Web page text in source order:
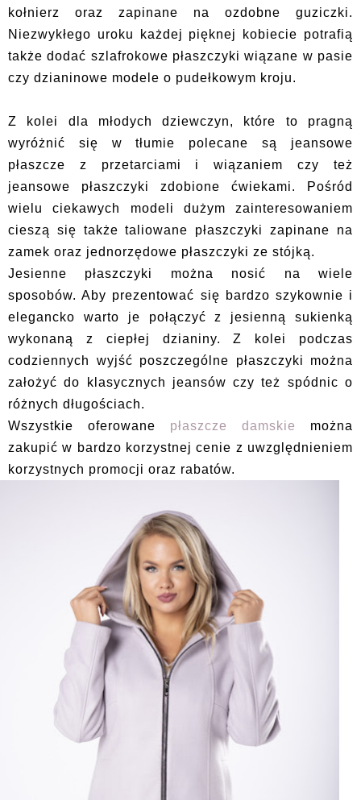
kołnierz oraz zapinane na ozdobne guziczki.
Niezwykłego uroku każdej pięknej kobiecie potrafią
także dodać szlafrokowe płaszczyki wiązane w pasie
czy dzianinowe modele o pudełkowym kroju.
Z kolei dla młodych dziewczyn, które to pragną
wyróżnić się w tłumie polecane są jeansowe
płaszcze z przetarciami i wiązaniem czy też
jeansowe płaszczyki zdobione ćwiekami. Pośród
wielu ciekawych modeli dużym zainteresowaniem
cieszą się także taliowane płaszczyki zapinane na
zamek oraz jednorzędowe płaszczyki ze stójką.
Jesienne płaszczyki można nosić na wiele
sposobów. Aby prezentować się bardzo szykownie i
elegancko warto je połączyć z jesienną sukienką
wykonaną z ciepłej dzianiny. Z kolei podczas
codziennych wyjść poszczególne płaszczyki można
założyć do klasycznych jeansów czy też spódnic o
różnych długościach.
Wszystkie oferowane płaszcze damskie
można
zakupić w bardzo korzystnej cenie z uwzględnieniem
korzystnych promocji oraz rabatów.